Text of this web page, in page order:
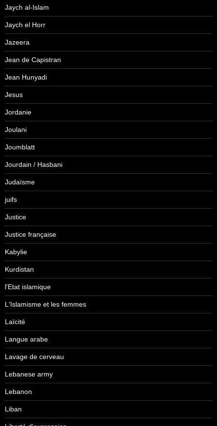
Jaych al-Islam
Jaych el Horr
Jazeera
Jean de Capistran
Jean Hunyadi
Jesus
Jordanie
Joulani
Joumblatt
Jourdain / Hasbani
Judaïsme
juifs
Justice
Justice française
Kabylie
Kurdistan
l'Etat islamique
L'Islamisme et les femmes
Laïcité
Langue arabe
Lavage de cerveau
Lebanese army
Lebanon
Liban